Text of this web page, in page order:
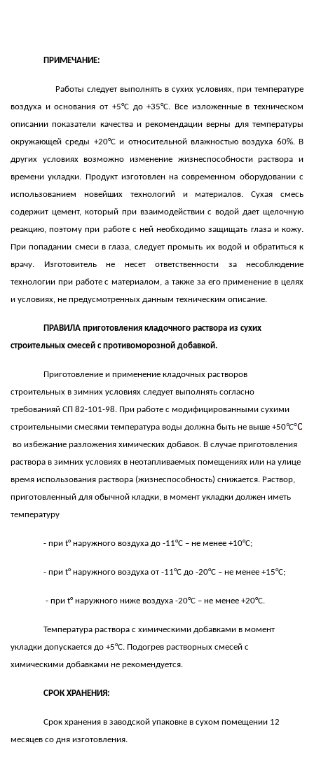
ПРИМЕЧАНИЕ:
Работы следует выполнять в сухих условиях, при температуре
воздуха и основания от +5°С до +35°С. Все изложенные в техническом
описании показатели качества и рекомендации верны для температуры
окружающей среды +20°С и относительной влажностью воздуха 60%. В
других условиях возможно изменение жизнеспособности раствора и
времени укладки. Продукт изготовлен на современном оборудовании с
использованием новейших технологий и материалов. Сухая смесь
содержит цемент, который при взаимодействии с водой дает щелочную
реакцию, поэтому при работе с ней необходимо защищать глаза и кожу.
При попадании смеси в глаза, следует промыть их водой и обратиться к
врачу. Изготовитель не несет ответственности за несоблюдение
технологии при работе с материалом, а также за его применение в целях
и условиях, не предусмотренных данным техническим описание.
ПРАВИЛА приготовления кладочного раствора из сухих
строительных смесей с противоморозной добавкой.
Приготовление и применение кладочных растворов
строительных в зимних условиях следует выполнять согласно
требованияй СП 82-101-98. При работе с модифицированными сухими
строительными смесями температура воды должна быть не выше +50°С
во избежание разложения химических добавок. В случае приготовления
раствора в зимних условиях в неотапливаемых помещениях или на улице
время использования раствора (жизнеспособность) снижается. Раствор,
приготовленный для обычной кладки, в момент укладки должен иметь
температуру
- приt° наружного воздуха до -11°С – не менее +10°С;
- приt° наружного воздуха от -11°С до -20°С – не менее +15°С;
- приt° наружного ниже воздуха -20°С – не менее +20°С.
Температура раствора с химическими добавками в момент
укладки допускается до +5°С. Подогрев растворных смесей с
химическими добавками не рекомендуется.
СРОК ХРАНЕНИЯ:
Срок хранения в заводской упаковке в сухом помещении 12
месяцев со дня изготовления.